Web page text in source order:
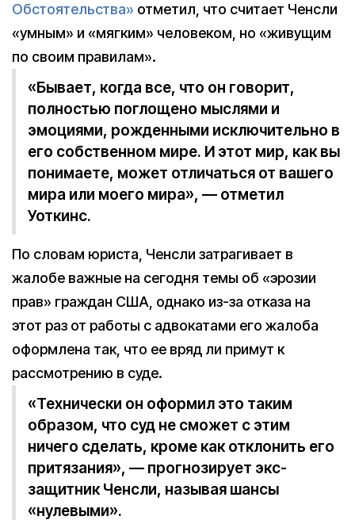
Обстоятельства» отметил, что считает Ченсли
«умным» и «мягким» человеком, но «живущим
по своим правилам».
«Бывает, когда все, что он говорит,
полностью поглощено мыслями и
эмоциями, рожденными исключительно в
его собственном мире. И этот мир, как вы
понимаете, может отличаться от вашего
мира или моего мира», — отметил
Уоткинс.
По словам юриста, Ченсли затрагивает в
жалобе важные на сегодня темы об «эрозии
прав» граждан США, однако из-за отказа на
этот раз от работы с адвокатами его жалоба
оформлена так, что ее вряд ли примут к
рассмотрению в суде.
«Технически он оформил это таким
образом, что суд не сможет с этим
ничего сделать, кроме как отклонить его
притязания», — прогнозирует экс-
защитник Ченсли, называя шансы
«нулевыми».